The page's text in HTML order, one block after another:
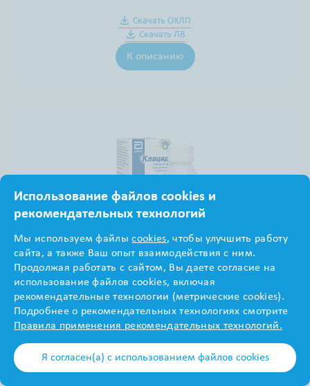
Скачать ОХЛП
Скачать ЛВ
К описанию
Рецептурный
Клацид® суспензия 125
мг/5 мл 100 мл
Использование файлов cookies и
рекомендательных технологий
Мы используем файлыcookies, чтобы улучшить работу
сайта, а также Ваш опыт взаимодействия с ним.
Продолжая работать с сайтом, Вы даете согласие на
использование файлов cookies, включая
рекомендательные технологии (метрические cookies).
Подробнее о рекомендательных технологиях смотрите
Правила применения рекомендательных технологий.
Я согласен(а) с использованием файлов cookies